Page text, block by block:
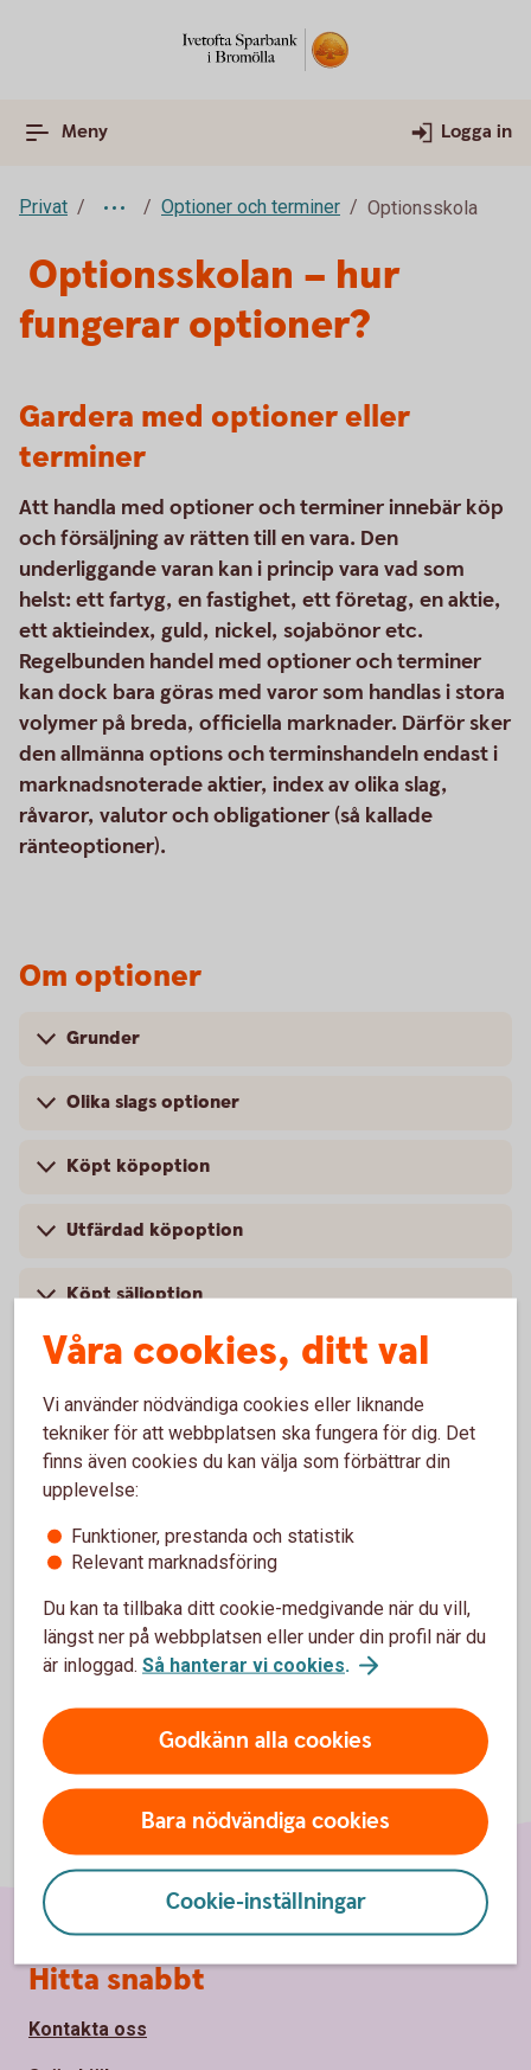
Meny Logga in
Privat Optioner och terminer Optionsskola
Optionsskolan – hur
fungerar optioner?
Gardera med optioner eller
terminer
Att handla med optioner och terminer innebär köp
och försäljning av rätten till en vara. Den
underliggande varan kan i princip vara vad som
helst: ett fartyg, en fastighet, ett företag, en aktie,
ett aktieindex, guld, nickel, sojabönor etc.
Regelbunden handel med optioner och terminer
kan dock bara göras med varor som handlas i stora
volymer på breda, officiella marknader. Därför sker
den allmänna options och terminshandeln endast i
marknadsnoterade aktier, index av olika slag,
råvaror, valutor och obligationer (så kallade
ränteoptioner).
Om optioner
Grunder
Olika slags optioner
Köpt köpoption
Utfärdad köpoption
Köpt säljoption
Utfärdad säljoption
Covered Call – Öka din avkastning i stillastående
marknad
Våra cookies, ditt val
Vi använder nödvändiga cookies eller liknande
tekniker för att webbplatsen ska fungera för dig. Det
finns även cookies du kan välja som förbättrar din
upplevelse:
Funktioner, prestanda och statistik
Relevant marknadsföring
Du kan ta tillbaka ditt cookie-medgivande när du vill,
längst ner på webbplatsen eller under din profil när du
är inloggad. Så hanterar vi cookies.
Godkänn alla cookies
Bara nödvändiga cookies
Cookie-inställningar
Sidfot
Hitta snabbt
Kontakta oss